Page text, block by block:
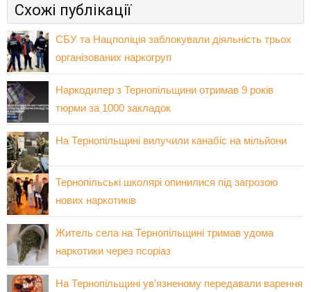
Схожі публікації
СБУ та Нацполіція заблокували діяльність трьох
організованих наркогруп
Наркодилер з Тернопільщини отримав 9 років
тюрми за 1000 закладок
На Тернопільщині вилучили канабіс на мільйони
Тернопільські школярі опинилися під загрозою
нових наркотиків
Житель села на Тернопільщині тримав удома
наркотики через псоріаз
На Тернопільщині ув’язненому передавали варення